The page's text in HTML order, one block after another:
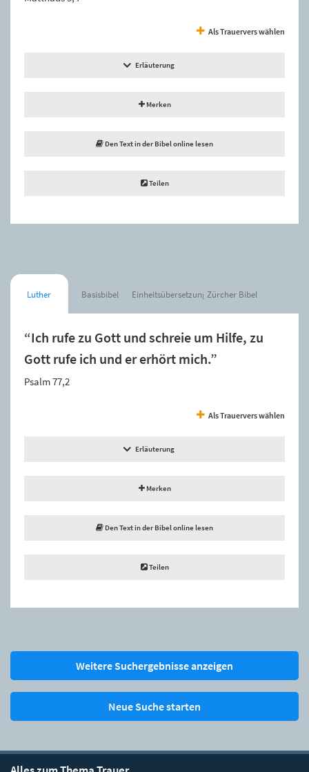
Als Trauervers wählen
Erläuterung
Merken
Den Text in der Bibel online lesen
Teilen
Luther Basisbibel Einheitsübersetzung Zürcher Bibel
“Ich rufe zu Gott und schreie um Hilfe, zu
Gott rufe ich und er erhört mich.”
Psalm 77,2
Als Trauervers wählen
Erläuterung
Merken
Den Text in der Bibel online lesen
Teilen
Weitere Suchergebnisse anzeigen
Neue Suche starten